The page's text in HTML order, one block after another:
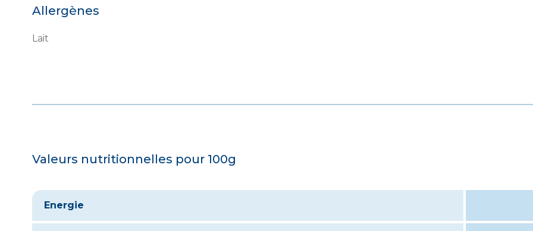
Allergènes
Lait
Valeurs nutritionnelles pour 100g
Energie